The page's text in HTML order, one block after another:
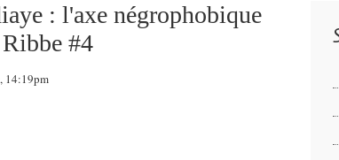
: l'axe négrophobique
#4
14:19pm